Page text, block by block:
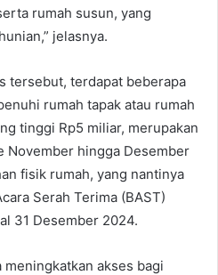
rumah susun, yang
jelasnya.
tersebut, terdapat beberapa
rumah tapak atau rumah
tinggi Rp5 miliar, merupakan
November hingga Desember
fisik rumah, yang nantinya
Serah Terima (BAST)
31 Desember 2024.
akses bagi